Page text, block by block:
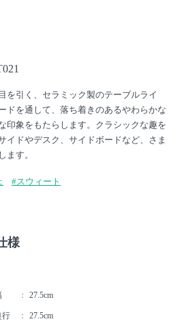
を引く、セラミック製のテーブルライ
ドを通して、落ち着きのあるやわらかな
印象をもたらします。クラシックな趣を
イドやデスク、サイドボードなど、さま
ます。
#スウィート
様
27.5cm
行 27.5cm